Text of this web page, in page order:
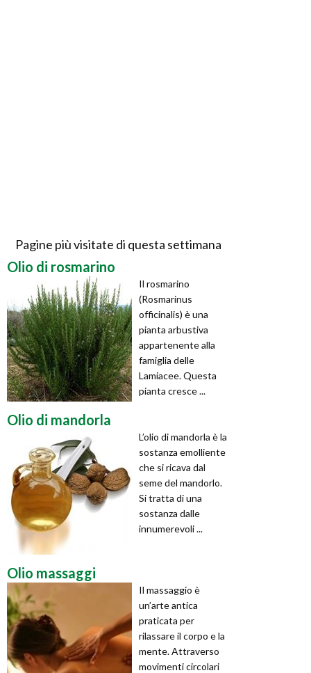
Pagine più visitate di questa settimana
Olio di rosmarino
Il rosmarino
(Rosmarinus
officinalis) è una
pianta arbustiva
appartenente alla
famiglia delle
Lamiacee. Questa
pianta cresce ...
Olio di mandorla
L’olio di mandorla è la
sostanza emolliente
che si ricava dal
seme del mandorlo.
Si tratta di una
sostanza dalle
innumerevoli ...
Olio massaggi
Il massaggio è
un’arte antica
praticata per
rilassare il corpo e la
mente. Attraverso
movimenti circolari